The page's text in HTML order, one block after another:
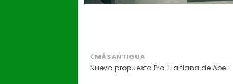
MÁS ANTIGUA
Nueva propuesta Pro-Haitiana de Abel